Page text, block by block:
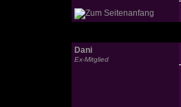
Dani
Ex-Mitglied